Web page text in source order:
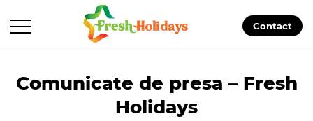
Contact
Comunicate de presa – Fresh
Holidays